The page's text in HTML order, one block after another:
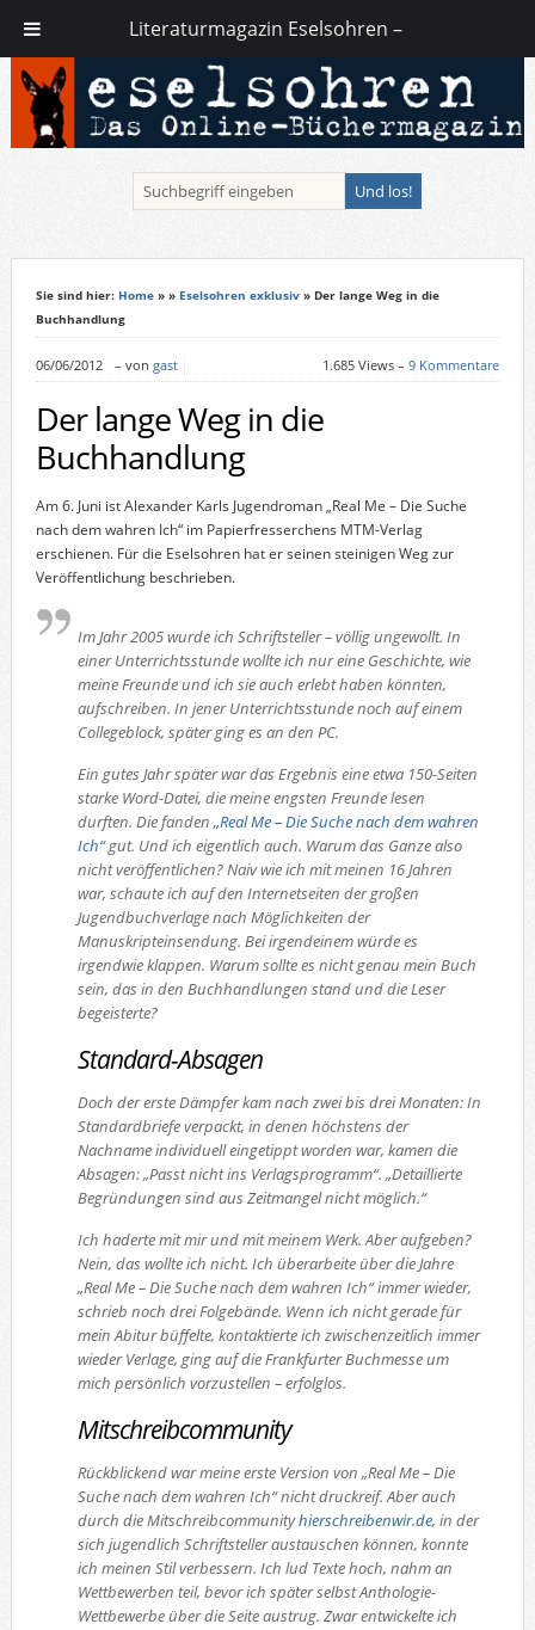
Sie sind hier: Home» » Eselsohren exklusiv» Der lange Weg in die
Buchhandlung
06/06/2012 – von gast 1.685 Views –9 Kommentare
Der lange Weg in die
Buchhandlung
Am 6. Juni ist Alexander Karls Jugendroman „Real Me – Die Suche
nach dem wahren Ich“ im Papierfresserchens MTM-Verlag
erschienen. Für die Eselsohren hat er seinen steinigen Weg zur
Veröffentlichung beschrieben.
Im Jahr 2005 wurde ich Schriftsteller – völlig ungewollt. In
einer Unterrichtsstunde wollte ich nur eine Geschichte, wie
meine Freunde und ich sie auch erlebt haben könnten,
aufschreiben. In jener Unterrichtsstunde noch auf einem
Collegeblock, später ging es an den PC.
Ein gutes Jahr später war das Ergebnis eine etwa 150-Seiten
starke Word-Datei, die meine engsten Freunde lesen
durften. Die fanden „Real Me – Die Suche nach dem wahren
Ich“gut. Und ich eigentlich auch. Warum das Ganze also
nicht veröffentlichen? Naiv wie ich mit meinen 16 Jahren
war, schaute ich auf den Internetseiten der großen
Jugendbuchverlage nach Möglichkeiten der
Manuskripteinsendung. Bei irgendeinem würde es
irgendwie klappen. Warum sollte es nicht genau mein Buch
sein, das in den Buchhandlungen stand und die Leser
begeisterte?
Standard-Absagen
Doch der erste Dämpfer kam nach zwei bis drei Monaten: In
Standardbriefe verpackt, in denen höchstens der
Nachname individuell eingetippt worden war, kamen die
Absagen: „Passt nicht ins Verlagsprogramm“. „Detaillierte
Begründungen sind aus Zeitmangel nicht möglich.“
Ich haderte mit mir und mit meinem Werk. Aber aufgeben?
Nein, das wollte ich nicht. Ich überarbeite über die Jahre
„Real Me – Die Suche nach dem wahren Ich“ immer wieder,
schrieb noch drei Folgebände. Wenn ich nicht gerade für
mein Abitur büffelte, kontaktierte ich zwischenzeitlich immer
wieder Verlage, ging auf die Frankfurter Buchmesse um
mich persönlich vorzustellen – erfolglos.
Mitschreibcommunity
Rückblickend war meine erste Version von „Real Me – Die
Suche nach dem wahren Ich“ nicht druckreif. Aber auch
durch die Mitschreibcommunityhierschreibenwir.de, in der
sich jugendlich Schriftsteller austauschen können, konnte
ich meinen Stil verbessern. Ich lud Texte hoch, nahm an
Wettbewerben teil, bevor ich später selbst Anthologie-
Wettbewerbe über die Seite austrug. Zwar entwickelte ich
Literaturmagazin Eselsohren –